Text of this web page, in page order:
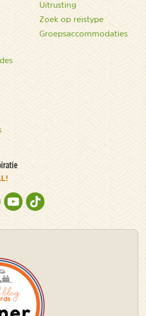
Uitrusting
Zoek op reistype
Groepsaccommodaties
FACEBOOK
OP INSTAGRAM
OP PINTEREST
NATURESCANNER OP YOUTUBE
NATURESCANNER OP TIKTOK